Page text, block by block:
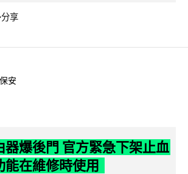
分享
安
器爆後門 官方緊急下架止血
能在維修時使用